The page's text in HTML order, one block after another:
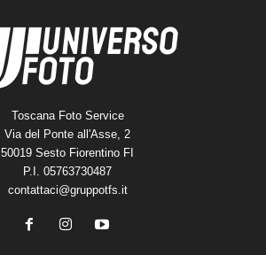
Toscana Foto Service
Via del Ponte all'Asse, 2
50019 Sesto Fiorentino FI
P.I. 05763730487
contattaci@gruppotfs.it